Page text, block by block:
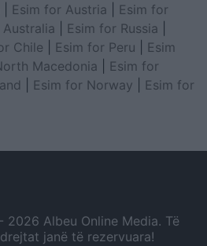
Esim for Austria
Esim for
Esim for Russia
Chile Esim for Peru
Esim
Macedonia
Esim for
Esim for Norway
Esim for
2026 Albeu Online Media. Të
janë të rezervuara!